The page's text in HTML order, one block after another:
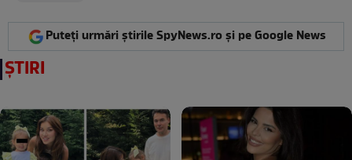
Puteți urmări știrile SpyNews.ro și pe Google News
ȘTIRI